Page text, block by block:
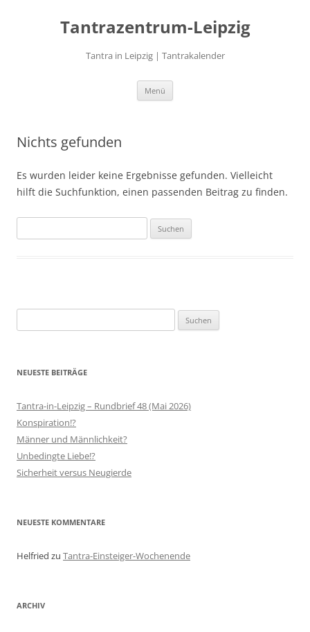
Tantrazentrum-Leipzig
Tantra in Leipzig | Tantrakalender
Menü
Nichts gefunden
Es wurden leider keine Ergebnisse gefunden. Vielleicht
hilft die Suchfunktion, einen passenden Beitrag zu finden.
nach:
nach:
NEUESTE BEITRÄGE
Tantra-in-Leipzig – Rundbrief 48 (Mai 2026)
Konspiration!?
Männer und Männlichkeit?
Unbedingte Liebe!?
Sicherheit versus Neugierde
NEUESTE KOMMENTARE
Helfried zu Tantra-Einsteiger-Wochenende
ARCHIV